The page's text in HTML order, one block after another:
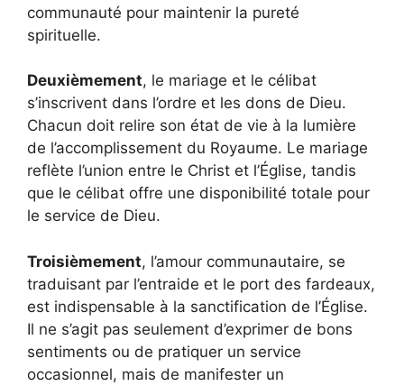
communauté pour maintenir la pureté
spirituelle.
Deuxièmement, le mariage et le célibat
s’inscrivent dans l’ordre et les dons de Dieu.
Chacun doit relire son état de vie à la lumière
de l’accomplissement du Royaume. Le mariage
reflète l’union entre le Christ et l’Église, tandis
que le célibat offre une disponibilité totale pour
le service de Dieu.
Troisièmement, l’amour communautaire, se
traduisant par l’entraide et le port des fardeaux,
est indispensable à la sanctification de l’Église.
Il ne s’agit pas seulement d’exprimer de bons
sentiments ou de pratiquer un service
occasionnel, mais de manifester un